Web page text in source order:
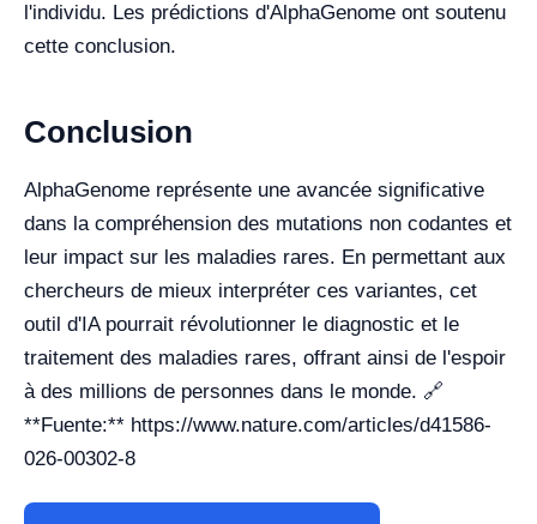
l'individu. Les prédictions d'AlphaGenome ont soutenu
cette conclusion.
Conclusion
AlphaGenome représente une avancée significative
dans la compréhension des mutations non codantes et
leur impact sur les maladies rares. En permettant aux
chercheurs de mieux interpréter ces variantes, cet
outil d'IA pourrait révolutionner le diagnostic et le
traitement des maladies rares, offrant ainsi de l'espoir
à des millions de personnes dans le monde. 🔗
**Fuente:** https://www.nature.com/articles/d41586-
026-00302-8